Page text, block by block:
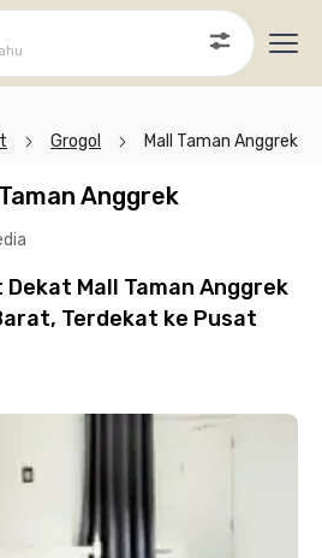
Grogol Mall Taman Anggrek
Anggrek
Mall Taman Anggrek
Terdekat ke Pusat